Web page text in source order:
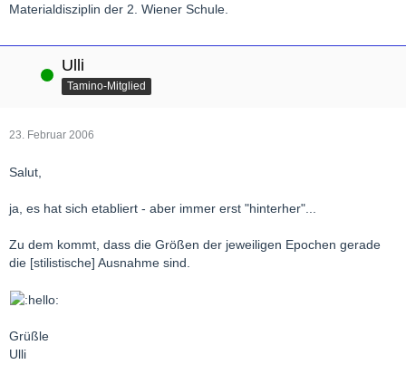
Materialdisziplin der 2. Wiener Schule.
Online Ulli
Tamino-Mitglied
23. Februar 2006
Salut,
ja, es hat sich etabliert - aber immer erst "hinterher"...
Zu dem kommt, dass die Größen der jeweiligen Epochen gerade
die [stilistische] Ausnahme sind.
Grüßle
Ulli